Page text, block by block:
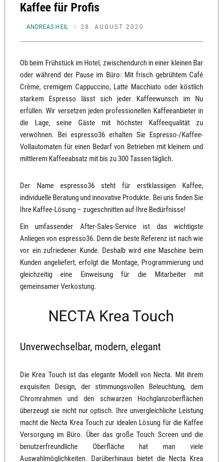
Kaffee für Profis
VON
ANDREAS HEIL 28. AUGUST 2020
Ob beim Frühstück im Hotel, zwischendurch in einer kleinen Bar
oder während der Pause im Büro: Mit frisch gebrühtem Café
Crème, cremigem Cappuccino, Latte Macchiato oder köstlich
starkem Espresso lässt sich jeder Kaffeewunsch im Nu
erfüllen. Wir versetzen jeden professionellen Kaffeeanbieter in
die Lage, seine Gäste mit höchster Kaffeequalität zu
verwöhnen. Bei espresso36 erhalten Sie Espresso-/Kaffee-
Vollautomaten für einen Bedarf von Betrieben mit kleinem und
mittlerem Kaffeeabsatz mit bis zu 300 Tassen täglich.
Der Name espresso36 steht für erstklassigen Kaffee,
individuelle Beratung und innovative Produkte. Bei uns finden Sie
Ihre Kaffee-Lösung – zugeschnitten auf Ihre Bedürfnisse!
Ein umfassender After-Sales-Service ist das wichtigste
Anliegen von espresso36. Denn die beste Referenz ist nach wie
vor ein zufriedener Kunde. Deshalb wird eine Maschine beim
Kunden angeliefert, erfolgt die Montage, Programmierung und
gleichzeitig eine Einweisung für die Mitarbeiter mit
gemeinsamer Verkostung.
NECTA Krea Touch
Unverwechselbar, modern, elegant
Die Krea Touch ist das elegante Modell von Necta. Mit ihrem
exquisiten Design, der stimmungsvollen Beleuchtung, dem
Chromrahmen und den schwarzen Hochglanzoberflächen
überzeugt sie nicht nur optisch. Ihre unvergleichliche Leistung
macht die Necta Krea Touch zur idealen Lösung für die Kaffee
Versorgung im Büro. Über das große Touch Screen und die
benutzerfreundliche Oberfläche hat man viele
Auswahlmöglichkeiten. Darüberhinaus bietet die Necta Krea